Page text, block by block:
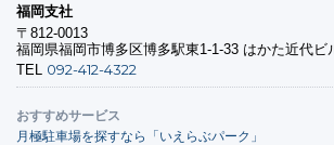
福岡支社
〒812-0013
福岡県福岡市博多区博多駅東1-1-33 はかた近代ビ
TEL 092-412-4322
おすすめサービス
月極駐車場を探すなら「いえらぶパーク」